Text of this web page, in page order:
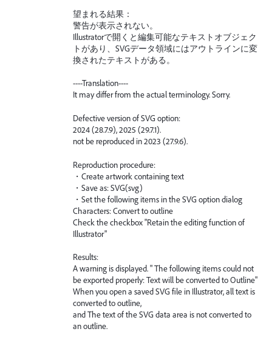
望まれる結果：
警告が表示されない。
Illustratorで開くと編集可能なテキストオブジェク
トがあり、SVGデータ領域にはアウトラインに変
換されたテキストがある。
----Translation----
It may differ from the actual terminology. Sorry.
Defective version of SVG option:
2024 (28.7.9), 2025 (29.7.1).
not be reproduced in 2023 (27.9.6).
Reproduction procedure:
・Create artwork containing text
・Save as: SVG(svg)
・Set the following items in the SVG option dialog
Characters: Convert to outline
Check the checkbox "Retain the editing function of
Illustrator"
Results:
A warning is displayed. " The following items could not
be exported properly: Text will be converted to Outline"
When you open a saved SVG file in Illustrator, all text is
converted to outline,
and The text of the SVG data area is not converted to
an outline.